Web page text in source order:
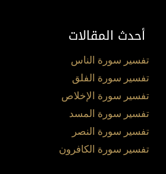
أحدث المقالات
تفسير سورة الناس
تفسير سورة الفلق
تفسير سورة الإخلاص
تفسير سورة المسد
تفسير سورة النصر
تفسير سورة الكافرون